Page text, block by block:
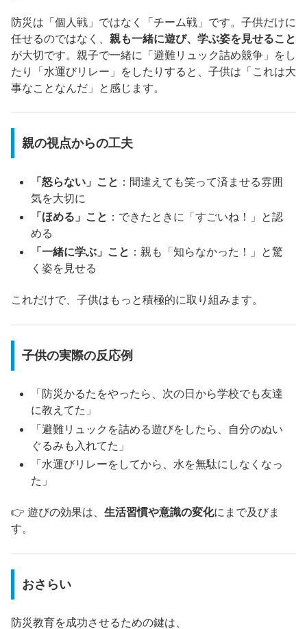
防災は「個人戦」ではなく「チーム戦」です。子供だけに
任せるのではなく、 親も一緒に遊び、学ぶ姿を見せること
が大切です。親子で一緒に「避難リュック詰め競争」をし
たり「水運びリレー」をしたりすると、子供は「これは大
事なことなんだ」と感じます。
親の視点からの工夫
「怒らない」こと ：間違えても笑って済ませる雰囲
気を大切に
「ほめる」こと ：できたときに「すごいね！」と認
める
「一緒に学ぶ」こと ：親も「知らなかった！」と驚
く姿を見せる
これだけで、子供はもっと積極的に取り組みます。
子供の実際の反応例
「防災かるたをやったら、次の日から学校でも友達
に教えてた」
「避難リュックを詰める遊びをしたら、自分のぬい
ぐるみも入れてた」
「水運びリレーをしてから、水を無駄にしなくなっ
た」
👉 遊びの効果は、 生活習慣や意識の変化にまで及びま
す。
おさらい
防災教育を成功させるための鍵は、